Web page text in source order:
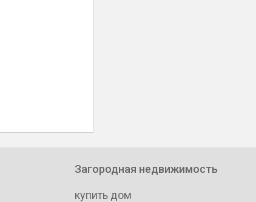
Загородная недвижимость
купить дом